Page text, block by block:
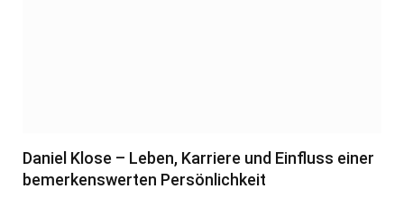
Daniel Klose – Leben, Karriere und Einfluss einer
bemerkenswerten Persönlichkeit